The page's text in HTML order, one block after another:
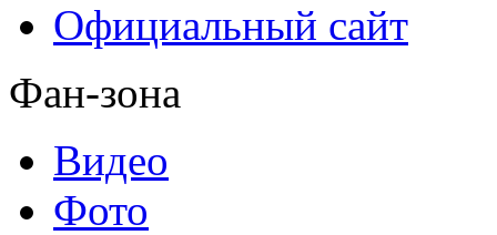
Официальный сайт
Фан-зона
Видео
Фото